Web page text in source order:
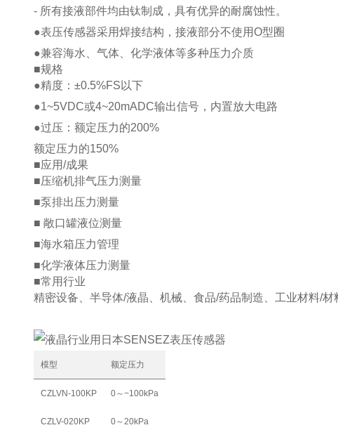
- 所有接液部件均由钛制成，具有优异的耐腐蚀性。
●表压传感器采用焊接结构，接液部分不使用O型圈
●兼容海水、气体、化学液体等多种压力介质
■规格
●精度：±0.5%FS以下
●1~5VDC或4~20mADC输出信号，内置放大电路
●过压： 额定压力的200%
额定压力的150%
■应用/成果
■压缩机排气压力测量
■泵排出压力测量
■ 敞口罐液位测量
■海水箱压力管理
■化学液体压力测量
■常用行业
精密设备、半导体/液晶、机械、食品/药品制造、工业材料/材
模型 额定压力
CZLVN-100KP 0～−100kPa
CZLV-020KP 0～20kPa